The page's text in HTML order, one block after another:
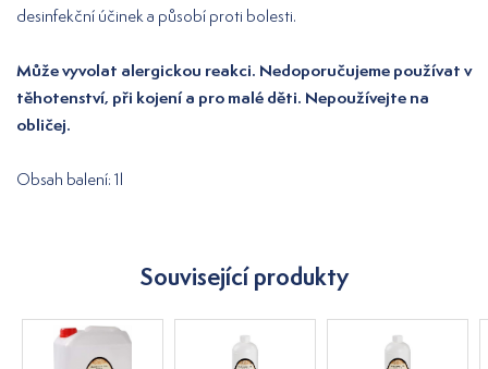
desinfekční účinek a působí proti bolesti.
Může vyvolat alergickou reakci. Nedoporučujeme používat v
těhotenství, při kojení a pro malé děti. Nepoužívejte na
obličej.
Obsah balení: 1l
Související produkty